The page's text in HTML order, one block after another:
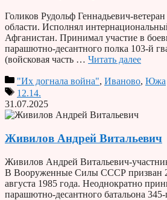
Голиков Рудольф Геннадьевич-
области. Исполнял
Афганистан. Принимал участие в
парашютно-десантного полка 103-й
(войсковая часть … Читать далее
"Их догнала война", Иваново, Южа
12.14.
31.07.2025
Живилов Андрей Витальевич
Живилов Андрей Витальевич-
В Вооруженные Силы СССР призван
августа 1985 года. Неоднократно
парашютно-десантного батальона